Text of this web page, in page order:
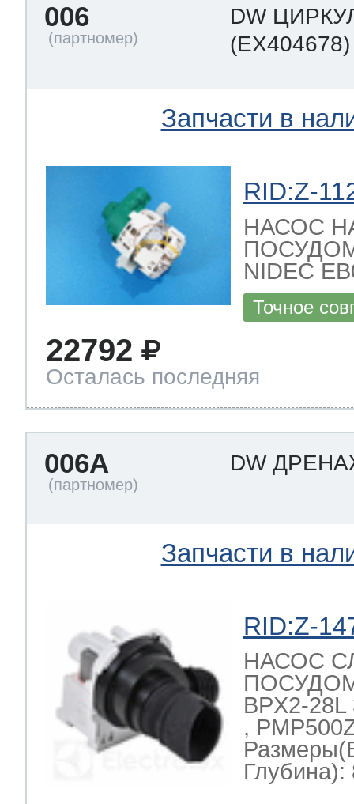
006
DW
(EX404678)
Запчасти в
RID:Z-
НАСОС
NIDEC
Точное
22792
Осталась последняя
006A DW
Запчасти в
RID:Z-
НАСОС
BPX2-
,
Глубина):